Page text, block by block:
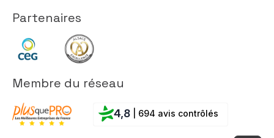
Partenaires
Membre du réseau
4,8 | 694 avis contrôlés